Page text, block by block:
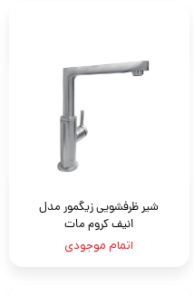
شیر ظرفشویی زیگمور مدل
انیف کروم مات
اتمام موجودی